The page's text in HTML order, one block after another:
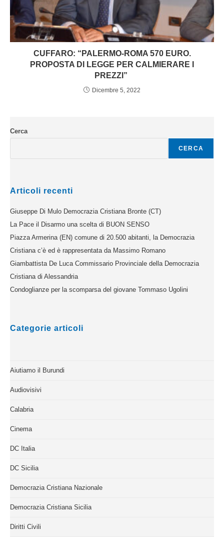
CUFFARO: “PALERMO-ROMA 570 EURO.
PROPOSTA DI LEGGE PER CALMIERARE I
PREZZI”
Dicembre 5, 2022
Cerca
CERCA
Articoli recenti
Giuseppe Di Mulo Democrazia Cristiana Bronte (CT)
La Pace il Disarmo una scelta di BUON SENSO
Piazza Armerina (EN) comune di 20.500 abitanti, la Democrazia
Cristiana c’è ed è rappresentata da Massimo Romano
Giambattista De Luca Commissario Provinciale della Democrazia
Cristiana di Alessandria
Condoglianze per la scomparsa del giovane Tommaso Ugolini
Categorie articoli
Aiutiamo il Burundi
Audiovisivi
Calabria
Cinema
DC Italia
DC Sicilia
Democrazia Cristiana Nazionale
Democrazia Cristiana Sicilia
Diritti Civili